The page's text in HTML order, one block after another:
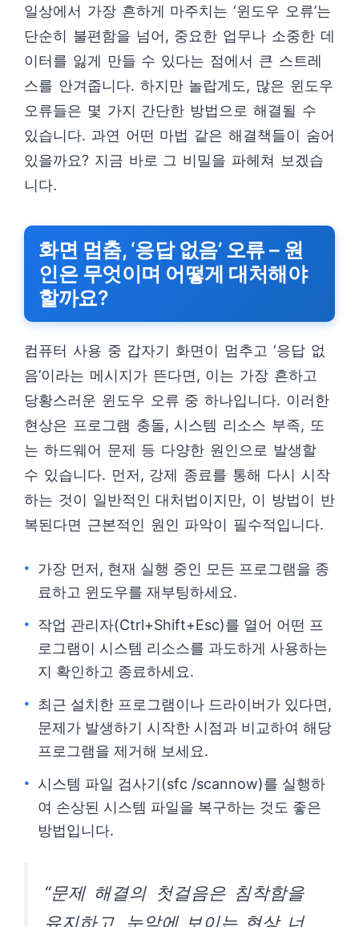
일상에서 가장 흔하게 마주치는 ‘윈도우 오류’는
단순히 불편함을 넘어, 중요한 업무나 소중한 데
이터를 잃게 만들 수 있다는 점에서 큰 스트레
스를 안겨줍니다. 하지만 놀랍게도, 많은 윈도우
오류들은 몇 가지 간단한 방법으로 해결될 수
있습니다. 과연 어떤 마법 같은 해결책들이 숨어
있을까요? 지금 바로 그 비밀을 파헤쳐 보겠습
니다.
화면 멈춤, ‘응답 없음’ 오류 – 원
인은 무엇이며 어떻게 대처해야
할까요?
컴퓨터 사용 중 갑자기 화면이 멈추고 ‘응답 없
음’이라는 메시지가 뜬다면, 이는 가장 흔하고
당황스러운 윈도우 오류 중 하나입니다. 이러한
현상은 프로그램 충돌, 시스템 리소스 부족, 또
는 하드웨어 문제 등 다양한 원인으로 발생할
수 있습니다. 먼저, 강제 종료를 통해 다시 시작
하는 것이 일반적인 대처법이지만, 이 방법이 반
복된다면 근본적인 원인 파악이 필수적입니다.
가장 먼저, 현재 실행 중인 모든 프로그램을 종
료하고 윈도우를 재부팅하세요.
작업 관리자(Ctrl+Shift+Esc)를 열어 어떤 프
로그램이 시스템 리소스를 과도하게 사용하는
지 확인하고 종료하세요.
최근 설치한 프로그램이나 드라이버가 있다면,
문제가 발생하기 시작한 시점과 비교하여 해당
프로그램을 제거해 보세요.
시스템 파일 검사기(sfc /scannow)를 실행하
여 손상된 시스템 파일을 복구하는 것도 좋은
방법입니다.
“문제 해결의 첫걸음은 침착함을
유지하고, 눈앞에 보이는 현상 너